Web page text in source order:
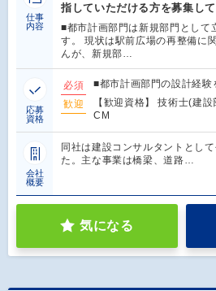
仕事
内容
指していただける方を募集して
■都市計画部門は新規部門として
す。 現状は駅前広場の再整備に
んが、新規部…
応募
資格
必須
■都市計画部門の設計経
歓迎
【歓迎資格】 技術士(建
CM
会社
概要
同社は建設コンサルタントとし
た。主な事業は橋梁、道路…
気になる